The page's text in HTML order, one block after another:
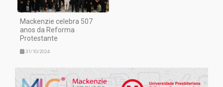
Mackenzie celebra 507
anos da Reforma
Protestante
31/10/2024